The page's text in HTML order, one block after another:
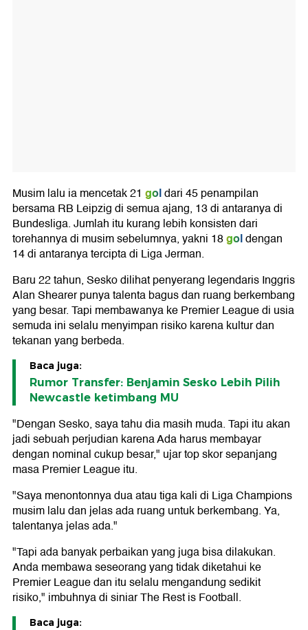
Musim lalu ia mencetak 21 goldari 45 penampilan
bersama RB Leipzig di semua ajang, 13 di antaranya di
Bundesliga. Jumlah itu kurang lebih konsisten dari
torehannya di musim sebelumnya, yakni 18goldengan
14 di antaranya tercipta di Liga Jerman.
Baru 22 tahun, Sesko dilihat penyerang legendaris Inggris
Alan Shearer punya talenta bagus dan ruang berkembang
yang besar. Tapi membawanya ke Premier League di usia
semuda ini selalu menyimpan risiko karena kultur dan
tekanan yang berbeda.
Baca juga:
Rumor Transfer: Benjamin Sesko Lebih Pilih
Newcastle ketimbang MU
"Dengan Sesko, saya tahu dia masih muda. Tapi itu akan
jadi sebuah perjudian karena Ada harus membayar
dengan nominal cukup besar," ujar top skor sepanjang
masa Premier League itu.
"Saya menontonnya dua atau tiga kali di Liga Champions
musim lalu dan jelas ada ruang untuk berkembang. Ya,
talentanya jelas ada."
"Tapi ada banyak perbaikan yang juga bisa dilakukan.
Anda membawa seseorang yang tidak diketahui ke
Premier League dan itu selalu mengandung sedikit
risiko," imbuhnya di siniar The Rest is Football.
Baca juga: